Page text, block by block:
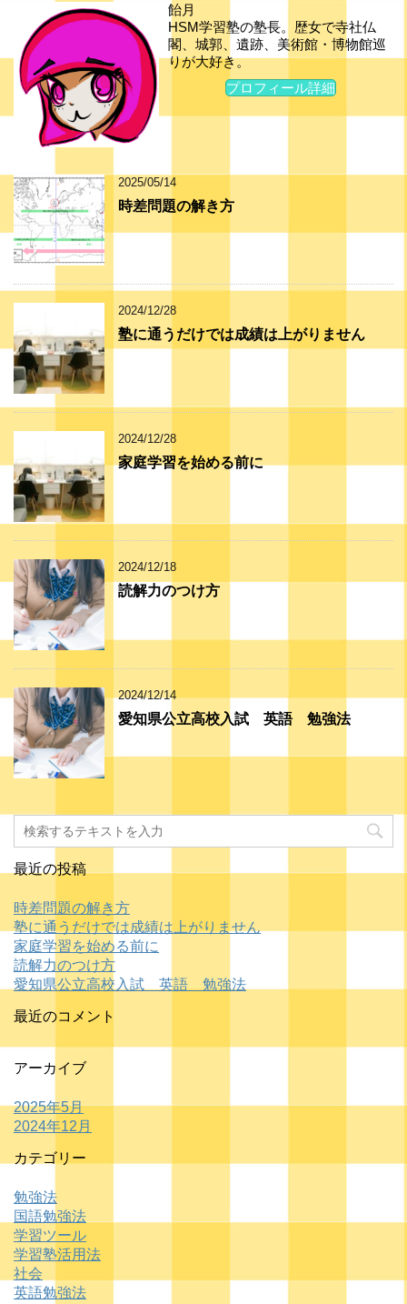
飴月
HSM学習塾の塾長。歴女で寺社仏
閣、城郭、遺跡、美術館・博物館巡
りが大好き。
プロフィール詳細
2025/05/14
時差問題の解き方
2024/12/28
塾に通うだけでは成績は上がりません
2024/12/28
家庭学習を始める前に
2024/12/18
読解力のつけ方
2024/12/14
愛知県公立高校入試 英語 勉強法
最近の投稿
時差問題の解き方
塾に通うだけでは成績は上がりません
家庭学習を始める前に
読解力のつけ方
愛知県公立高校入試 英語 勉強法
最近のコメント
アーカイブ
2025年5月
2024年12月
カテゴリー
勉強法
国語勉強法
学習ツール
学習塾活用法
社会
英語勉強法